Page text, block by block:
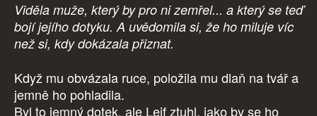
Viděla muže, který by pro ni zemřel... a který se teď
bojí jejího dotyku. A uvědomila si, že ho miluje víc
než si, kdy dokázala přiznat.
Když mu obvázala ruce, položila mu dlaň na tvář a
jemně ho pohladila.
Byl to jemný dotek, ale Leif ztuhl, jako by se ho